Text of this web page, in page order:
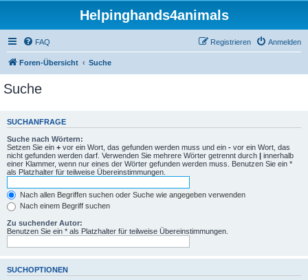
Helpinghands4animals
FAQ Anmelden
Registrieren
Foren-Übersicht Suche
Suche
SUCHANFRAGE
Suche nach Wörtern:
Setzen Sie ein + vor ein Wort, das gefunden werden muss und ein - vor ein Wort, das
nicht gefunden werden darf. Verwenden Sie mehrere Wörter getrennt durch | innerhalb
einer Klammer, wenn nur eines der Wörter gefunden werden muss. Benutzen Sie ein *
als Platzhalter für teilweise Übereinstimmungen.
Nach allen Begriffen suchen oder Suche wie angegeben verwenden
Nach einem Begriff suchen
Zu suchender Autor:
Benutzen Sie ein * als Platzhalter für teilweise Übereinstimmungen.
SUCHOPTIONEN